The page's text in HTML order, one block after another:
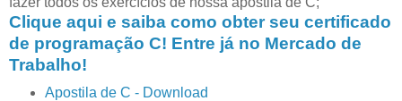
Clique aqui e saiba como obter seu certificado
de programação C! Entre já no Mercado de
Trabalho!
Apostila de C - Download